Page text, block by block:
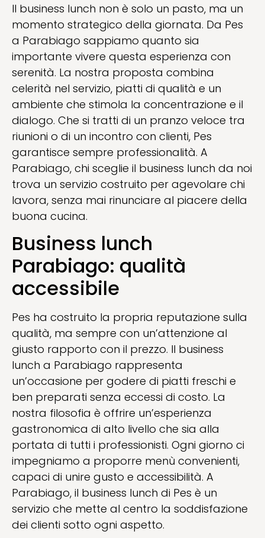
Il business lunch non è solo un pasto, ma un
momento strategico della giornata. Da Pes
a Parabiago sappiamo quanto sia
importante vivere questa esperienza con
serenità. La nostra proposta combina
celerità nel servizio, piatti di qualità e un
ambiente che stimola la concentrazione e il
dialogo. Che si tratti di un pranzo veloce tra
riunioni o di un incontro con clienti, Pes
garantisce sempre professionalità. A
Parabiago, chi sceglie il business lunch da noi
trova un servizio costruito per agevolare chi
lavora, senza mai rinunciare al piacere della
buona cucina.
Business lunch
Parabiago: qualità
accessibile
Pes ha costruito la propria reputazione sulla
qualità, ma sempre con un’attenzione al
giusto rapporto con il prezzo. Il business
lunch a Parabiago rappresenta
un’occasione per godere di piatti freschi e
ben preparati senza eccessi di costo. La
nostra filosofia è offrire un’esperienza
gastronomica di alto livello che sia alla
portata di tutti i professionisti. Ogni giorno ci
impegniamo a proporre menù convenienti,
capaci di unire gusto e accessibilità. A
Parabiago, il business lunch di Pes è un
servizio che mette al centro la soddisfazione
dei clienti sotto ogni aspetto.